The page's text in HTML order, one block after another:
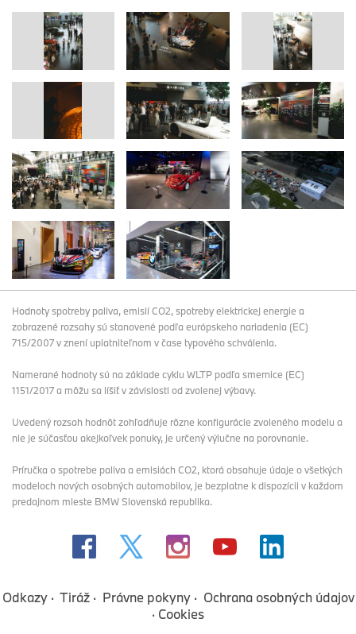
Hodnoty spotreby paliva, emisií CO2, spotreby elektrickej energie a
zobrazené rozsahy sú stanovené podľa európskeho nariadenia (EC)
715/2007 v znení uplatniteľnom v čase typového schválenia.
Namerané hodnoty sú na základe cyklu WLTP podľa smernice (EC)
1151/2017 a môžu sa líšiť v závislosti od zvolenej výbavy.
Uvedený rozsah hodnôt zohľadňuje rôzne konfigurácie zvoleného modelu a
nie je súčasťou akejkoľvek ponuky, je určený výlučne na porovnanie.
Príručka o spotrebe paliva a emisiách CO2, ktorá obsahuje údaje o všetkých
modeloch nových osobných automobilov, je bezplatne k dispozícii v každom
predajnom mieste BMW Slovenská republika.
Odkazy Tiráž Právne pokyny
Ochrana osobných údajov
Cookies